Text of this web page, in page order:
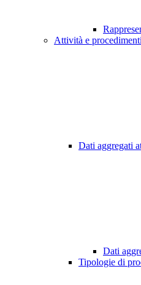
Attività e procedimenti
Dati aggregati
Dati
Tipologie di